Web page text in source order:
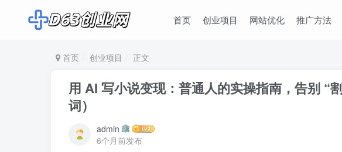
首页 创业项目 网站优化 推广方法
首页 创业项目 正文
用 AI 写小说变现：普通人的实操指南，告别 “
词）
admin
6个月前发布